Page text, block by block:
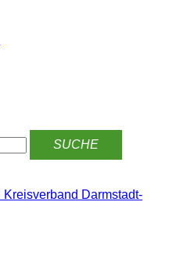
Kreisverband Darmstadt-